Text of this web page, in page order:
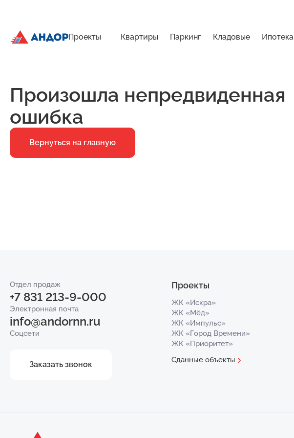
Проекты Квартиры Паркинг Кладовые Ипотека
Произошла непредвиденная
ошибка
Вернуться на главную
Отдел продаж
+7 831 213-9-000
Электронная почта
info@andornn.ru
Соцсети
Заказать звонок
Проекты
ЖК «Искра»
ЖК «Мёд»
ЖК «Импульс»
ЖК «Город Времени»
ЖК «Приоритет»
Сданные объекты